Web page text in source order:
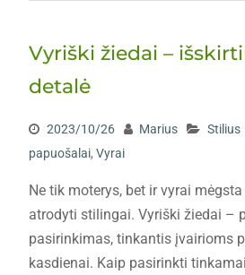
Vyriški žiedai –
detalė
2023/10/26 Marius Stilius
papuošalai, Vyrai
Ne tik moterys, bet ir vyrai
atrodyti stilingai. Vyriški žiedai –
pasirinkimas, tinkantis įvairioms
kasdienai. Kaip pasirinkti